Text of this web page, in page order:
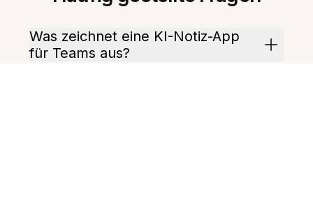
Was zeichnet eine KI-Notiz-App
für Teams aus?